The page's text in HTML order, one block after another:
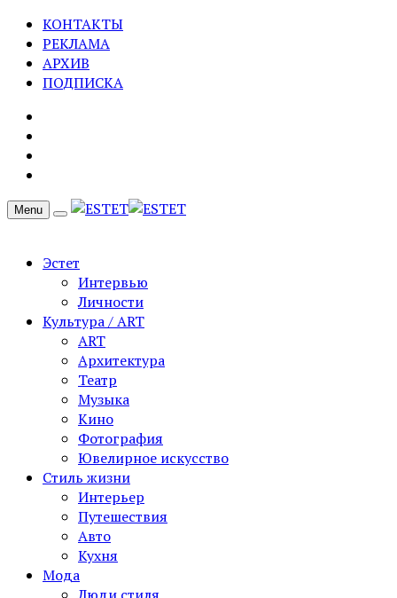
КОНТАКТЫ
РЕКЛАМА
АРХИВ
ПОДПИСКА
Menu
Эстет
Интервью
Личности
Культура / ART
ART
Архитектура
Театр
Музыка
Кино
Фотография
Ювелирное искусство
Стиль жизни
Интерьер
Путешествия
Авто
Кухня
Мода